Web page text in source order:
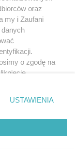
oraz
my i Zaufani
o zgodę na
prywatności
zgody
się takiemu
tylko
USTAWIENIA